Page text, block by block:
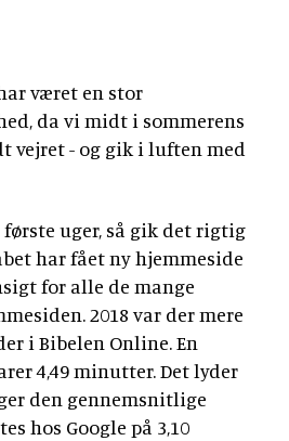
været en stor
da vi midt i sommerens
vejret - og gik i luften med
uger, så gik det rigtig
har fået ny hjemmeside
for alle de mange
2018 var der mere
i Bibelen Online. En
4,49 minutter. Det lyder
den gennemsnitlige
hos Google på 3,10